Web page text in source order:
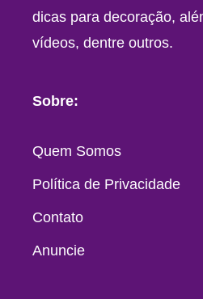
dicas para decoração,
vídeos, dentre outros.
Sobre:
Quem Somos
Política de Privacidade
Contato
Anuncie